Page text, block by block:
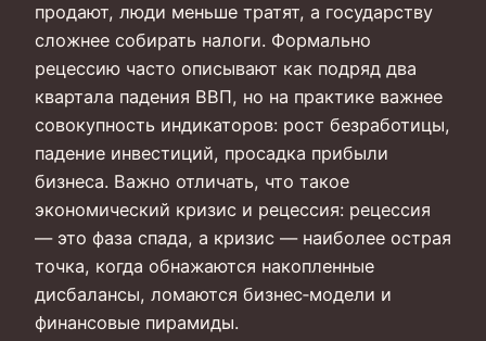
продают, люди меньше тратят, а государству
сложнее собирать налоги. Формально
рецессию часто описывают как подряд два
квартала падения ВВП, но на практике важнее
совокупность индикаторов: рост безработицы,
падение инвестиций, просадка прибыли
бизнеса. Важно отличать, что такое
экономический кризис и рецессия: рецессия
— это фаза спада, а кризис — наиболее острая
точка, когда обнажаются накопленные
дисбалансы, ломаются бизнес‑модели и
финансовые пирамиды.